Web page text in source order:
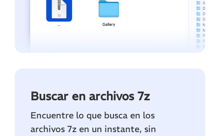
Buscar en archivos 7z
Encuentre lo que busca en los
archivos 7z en un instante, sin